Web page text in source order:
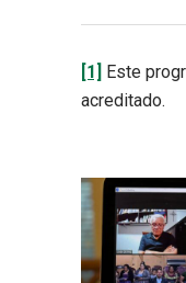
[1]
Este
acreditado.